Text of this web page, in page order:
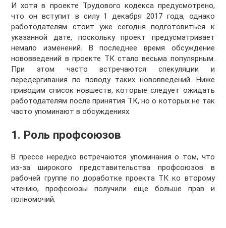
И хотя в проекте Трудового кодекса предусмотрено,
что он вступит в силу 1 декабря 2017 года, однако
работодателям стоит уже сегодня подготовиться к
указанной дате, поскольку проект предусматривает
немало изменений. В последнее время обсуждение
нововведений в проекте ТК стало весьма популярным.
При этом часто встречаются спекуляции и
передергивания по поводу таких нововведений. Ниже
приводим список новшеств, которые следует ожидать
работодателям после принятия ТК, но о которых не так
часто упоминают в обсуждениях.
1. Роль профсоюзов
В прессе нередко встречаются упоминания о том, что
из-за широкого представительства профсоюзов в
рабочей группе по доработке проекта ТК ко второму
чтению, профсоюзы получили еще больше прав и
полномочий.